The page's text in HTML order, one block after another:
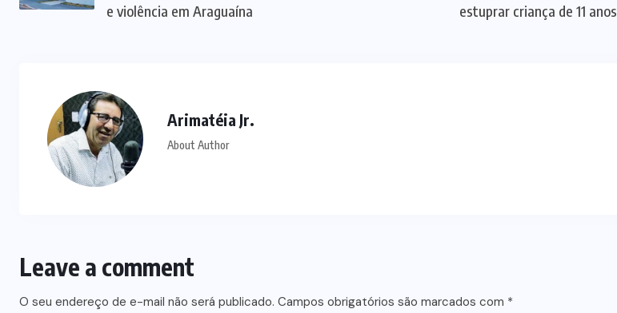
e violência em Araguaína
estuprar criança de 11 anos
Arimatéia Jr.
About Author
Leave a comment
O seu endereço de e-mail não será publicado. Campos obrigatórios são marcados com *